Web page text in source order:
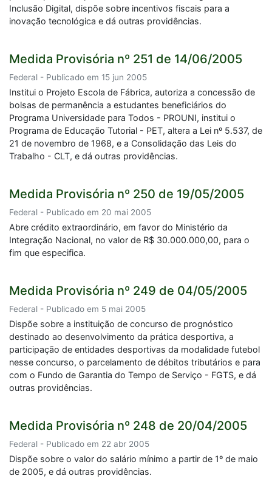
Inclusão Digital, dispõe sobre incentivos fiscais para a
inovação tecnológica e dá outras providências.
Medida Provisória nº 251 de 14/06/2005
Federal - Publicado em 15 jun 2005
Institui o Projeto Escola de Fábrica, autoriza a concessão de
bolsas de permanência a estudantes beneficiários do
Programa Universidade para Todos - PROUNI, institui o
Programa de Educação Tutorial - PET, altera a Lei nº 5.537, de
21 de novembro de 1968, e a Consolidação das Leis do
Trabalho - CLT, e dá outras providências.
Medida Provisória nº 250 de 19/05/2005
Federal - Publicado em 20 mai 2005
Abre crédito extraordinário, em favor do Ministério da
Integração Nacional, no valor de R$ 30.000.000,00, para o
fim que especifica.
Medida Provisória nº 249 de 04/05/2005
Federal - Publicado em 5 mai 2005
Dispõe sobre a instituição de concurso de prognóstico
destinado ao desenvolvimento da prática desportiva, a
participação de entidades desportivas da modalidade futebol
nesse concurso, o parcelamento de débitos tributários e para
com o Fundo de Garantia do Tempo de Serviço - FGTS, e dá
outras providências.
Medida Provisória nº 248 de 20/04/2005
Federal - Publicado em 22 abr 2005
Dispõe sobre o valor do salário mínimo a partir de 1º de maio
de 2005, e dá outras providências.